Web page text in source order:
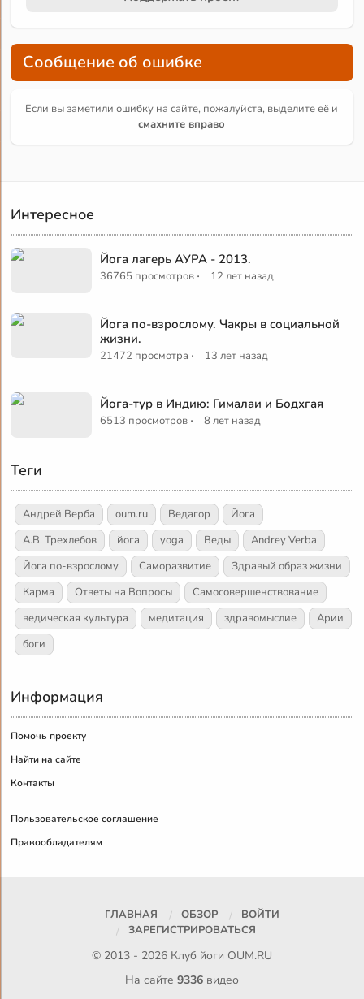
Сообщение об ошибке
Если вы заметили ошибку на сайте, пожалуйста, выделите её и
смахните вправо
Интересное
Йога лагерь АУРА - 2013.
36765 просмотров · 12 лет назад
Йога по-взрослому. Чакры в социальной
жизни.
21472 просмотра · 13 лет назад
Йога-тур в Индию: Гималаи и Бодхгая
6513 просмотров · 8 лет назад
Теги
Андрей Верба oum.ru Ведагор
Йога
А.В. Трехлебов
йога yoga Веды
Andrey Verba
Йога по-взрослому
Саморазвитие
Здравый образ жизни
Карма
Ответы на Вопросы
Самосовершенствование
ведическая культура
медитация здравомыслие
Арии
боги
Информация
Помочь проекту
Найти на сайте
Контакты
Пользовательское соглашение
Правообладателям
ГЛАВНАЯ ОБЗОР
ВОЙТИ
ЗАРЕГИСТРИРОВАТЬСЯ
© 2013 - 2026 Клуб йоги OUM.RU
На сайте 9336видео